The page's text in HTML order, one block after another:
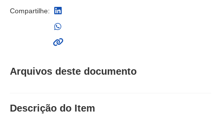
Compartilhe:
Arquivos deste documento
Descrição do Item